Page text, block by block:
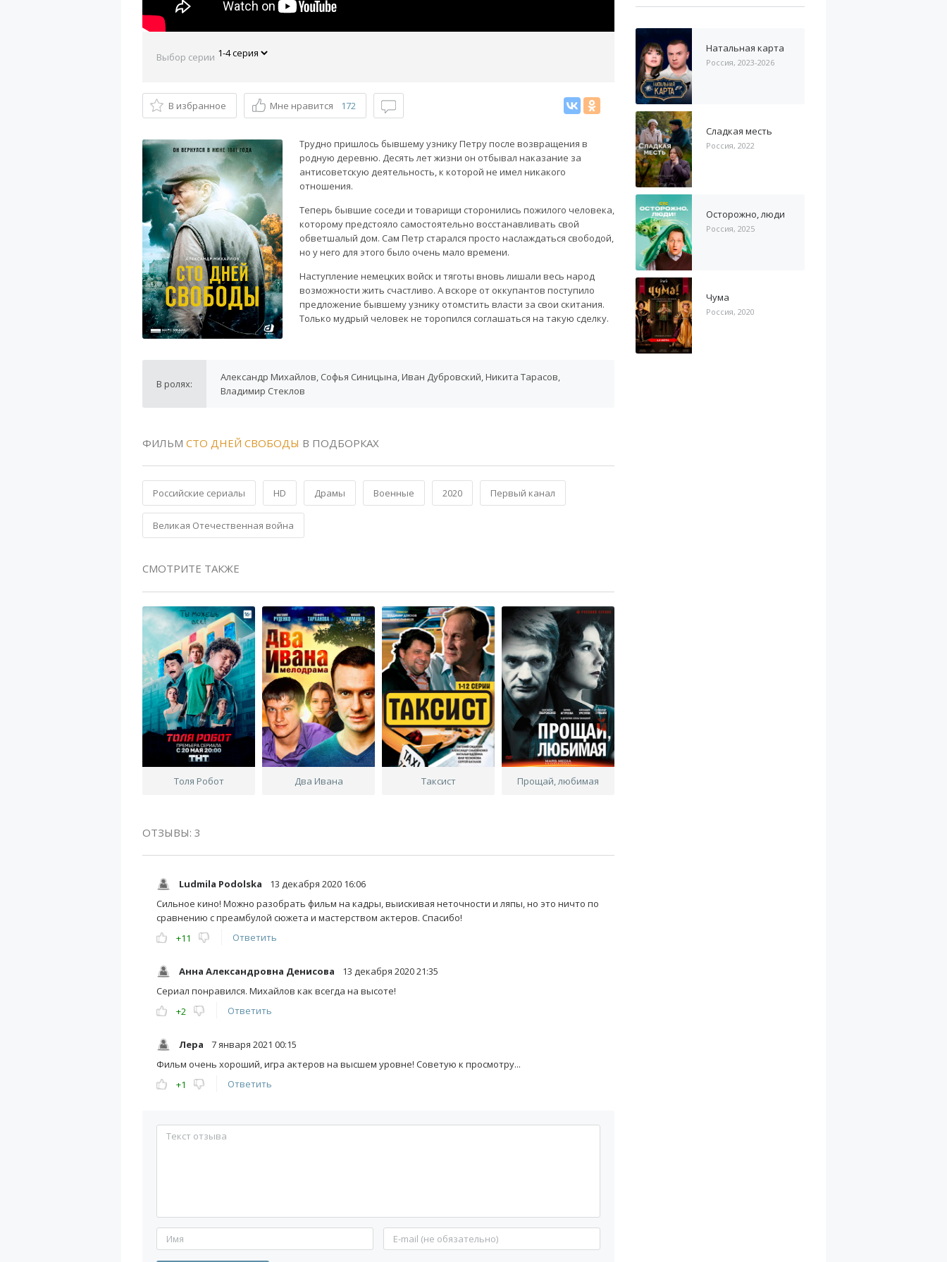
Выбор серии
В избранное Мне нравится 172
Трудно пришлось бывшему узнику Петру после возвращения в
родную деревню. Десять лет жизни он отбывал наказание за
антисоветскую деятельность, к которой не имел никакого
отношения.
Теперь бывшие соседи и товарищи сторонились пожилого человека,
которому предстояло самостоятельно восстанавливать свой
обветшалый дом. Сам Петр старался просто наслаждаться свободой,
но у него для этого было очень мало времени.
Наступление немецких войск и тяготы вновь лишали весь народ
возможности жить счастливо. А вскоре от оккупантов поступило
предложение бывшему узнику отомстить власти за свои скитания.
Только мудрый человек не торопился соглашаться на такую сделку.
В ролях:
Александр Михайлов, Софья Синицына, Иван Дубровский, Никита Тарасов,
Владимир Стеклов
ФИЛЬМ СТО ДНЕЙ СВОБОДЫ В ПОДБОРКАХ
Российские сериалы HD Драмы Военные 2020 Первый канал
Великая Отечественная война
СМОТРИТЕ ТАКЖЕ
Толя Робот Два Ивана Таксист Прощай, любимая
ОТЗЫВЫ: 3
Ludmila Podolska
13 декабря 2020 16:06
Сильное кино! Можно разобрать фильм на кадры, выискивая неточности и ляпы, но это ничто по
сравнению с преамбулой сюжета и мастерством актеров. Спасибо!
+11
Ответить
Анна Александровна Денисова
13 декабря 2020 21:35
Сериал понравился. Михайлов как всегда на высоте!
+2
Ответить
Лера
7 января 2021 00:15
Фильм очень хороший, игра актеров на высшем уровне! Советую к просмотру...
+1
Ответить
Натальная карта
Россия, 2023-2026
Сладкая месть
Россия, 2022
Осторожно, люди
Россия, 2025
Чума
Россия, 2020